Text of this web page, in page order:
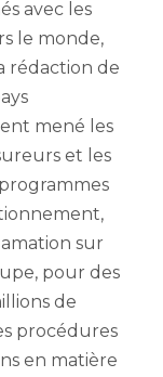
avec les
le monde,
rédaction de
mené les
et les
sur
pour des
de
procédures
en matière